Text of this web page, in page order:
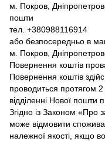
м. Покров,
пошти
тел. +380988116914
або безпосередньо в
м. Покров,
Повернення коштів
Повернення коштів
проводиться протягом
відділенні Нової пошти
Згідно із Законом «Про
може відмовити
належної якості, якщо